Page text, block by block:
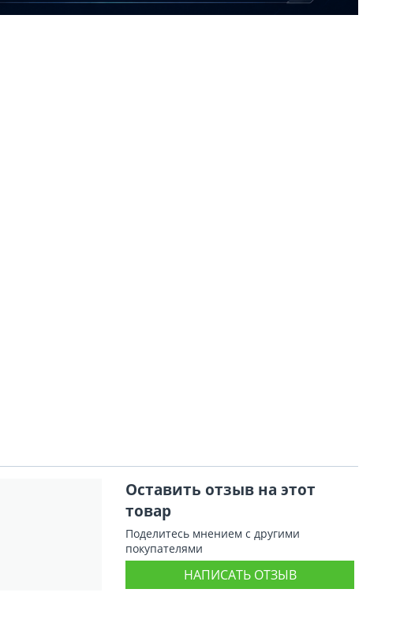
Оставить отзыв на этот
товар
Поделитесь мнением с другими
покупателями
НАПИСАТЬ ОТЗЫВ